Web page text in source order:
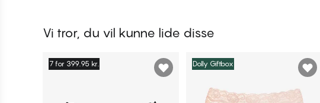
Vi tror, du vil kunne lide disse
7 for 399.95 kr. Dolly Giftbox